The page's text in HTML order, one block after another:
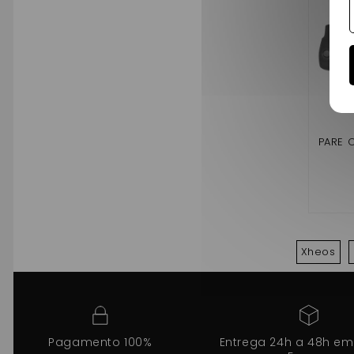
PARE
Xheos
Pagamento 100%
Entrega 24h a 48h